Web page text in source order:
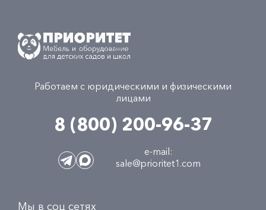
Работаем с юридическими и физическими
лицами
8 (800) 200-96-37
e-mail:
sale@prioritet1.com
Мы в соц сетях